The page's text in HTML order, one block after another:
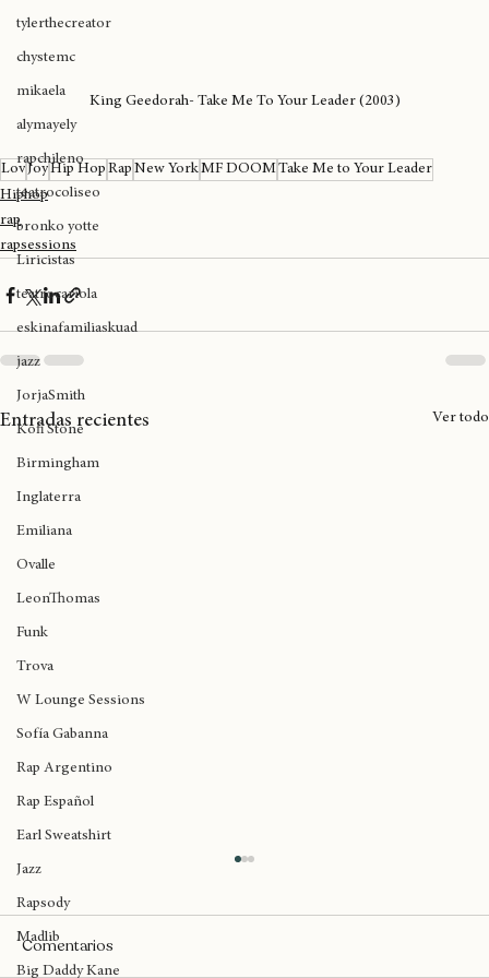
cultura cannábica
tylerthecreator
chystemc
mikaela
alymayely
rapchileno
teatrocoliseo
bronko yotte
Liricistas
teatrocariola
eskinafamiliaskuad
jazz
JorjaSmith
Kofi Stone
Birmingham
Inglaterra
Emiliana
Ovalle
LeonThomas
Funk
Trova
W Lounge Sessions
Sofía Gabanna
Rap Argentino
Rap Español
Earl Sweatshirt
Jazz
Rapsody
Madlib
LovJoyHip Hop
Hiphop
rap
Comentarios